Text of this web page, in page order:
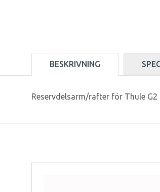
BESKRIVNING
Reservdelsarm/rafter för Thule